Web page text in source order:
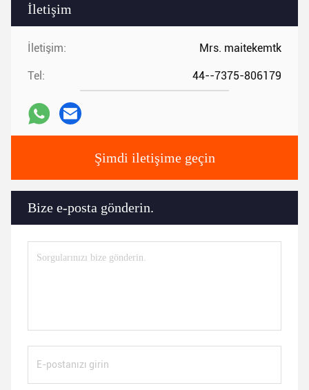
İletişim
İletişim: Mrs. maitekemtk
Tel: 44--7375-806179
Şimdi iletişime geçin
Bize e-posta gönderin.